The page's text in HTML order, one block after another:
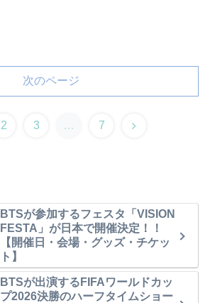
次のページ
2 3 … 7
BTSが参加するフェスタ「VISION
FESTA」が日本で開催決定！！
【開催日・会場・グッズ・チケッ
ト】
BTSが出演するFIFAワールドカッ
プ2026決勝のハーフタイムショー